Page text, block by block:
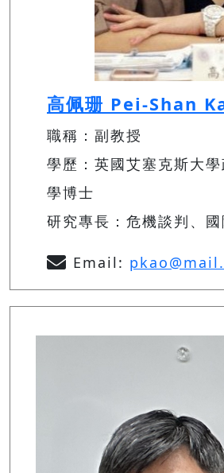
高佩珊 Pei-Shan
職稱：副教授
學歷：英國艾塞克斯大
學博士
研究專長：危機談判、
Email: